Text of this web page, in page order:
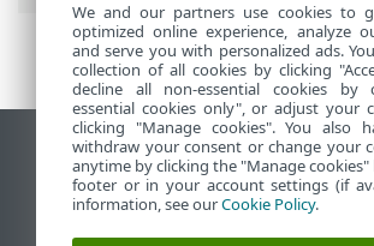
Afficher le site des postes de
End of Life
Base de connaissances ESET
We and our partners use cookies to
optimized online experience, analyze
and serve you with personalized ads.
collection of all cookies by clicking
decline all non-essential cookies by
essential cookies only", or adjust your
clicking "Manage cookies". You also
withdraw your consent or change your
anytime by clicking the "Manage
footer or in your account settings (if
information, see ourCookie Policy.